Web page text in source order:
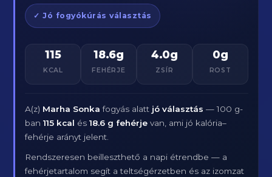
✓ Jó fogyókúrás választás
115
KCAL
18.6g
FEHÉRJE
4.0g
ZSÍR
0g
ROST
A(z) Marha Sonka fogyás alatt jó választás — 100 g-
ban115 kcal és18.6 g fehérje van, ami jó kalória–
fehérje arányt jelent.
Rendszeresen beilleszthető a napi étrendbe — a
fehérjetartalom segít a teltségérzetben és az izomzat